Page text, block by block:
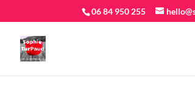
06 84 950 255